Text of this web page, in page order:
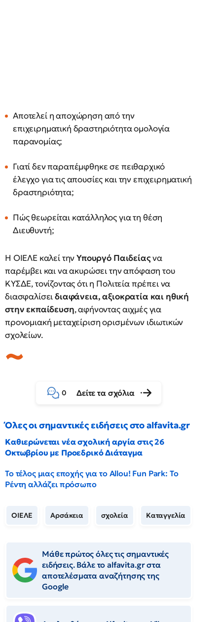
Αποτελεί η αποχώρηση από την
επιχειρηματική δραστηριότητα ομολογία
παρανομίας;
Γιατί δεν παραπέμφθηκε σε πειθαρχικό
έλεγχο για τις απουσίες και την επιχειρηματική
δραστηριότητα;
Πώς θεωρείται κατάλληλος για τη θέση
Διευθυντή;
Η ΟΙΕΛΕ καλεί τηνΥπουργό Παιδείαςνα
παρέμβει και να ακυρώσει την απόφαση του
ΚΥΣΔΕ, τονίζοντας ότι η Πολιτεία πρέπει να
διασφαλίσειδιαφάνεια, αξιοκρατία και ηθική
στην εκπαίδευση, αφήνοντας αιχμές για
προνομιακή μεταχείριση ορισμένων ιδιωτικών
σχολείων.
0 Δείτε τα σχόλια
Όλες οι σημαντικές ειδήσεις στο alfavita.gr
Καθιερώνεται νέα σχολική αργία στις 26
Οκτωβρίου με Προεδρικό Διάταγμα
Το τέλος μιας εποχής για το Allou! Fun Park: Το
Ρέντη αλλάζει πρόσωπο
ΟΙΕΛΕ Αρσάκεια σχολεία Καταγγελία
Μάθε πρώτος όλες τις σημαντικές
ειδήσεις. Βάλε το alfavita.gr στα
αποτελέσματα αναζήτησης της
Google